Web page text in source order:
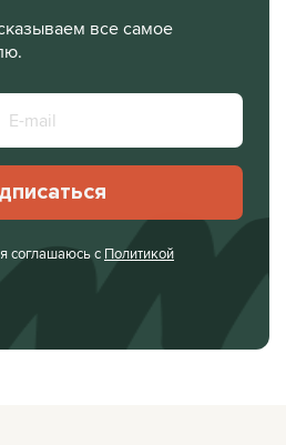
все самое
соглашаюсь с Политикой